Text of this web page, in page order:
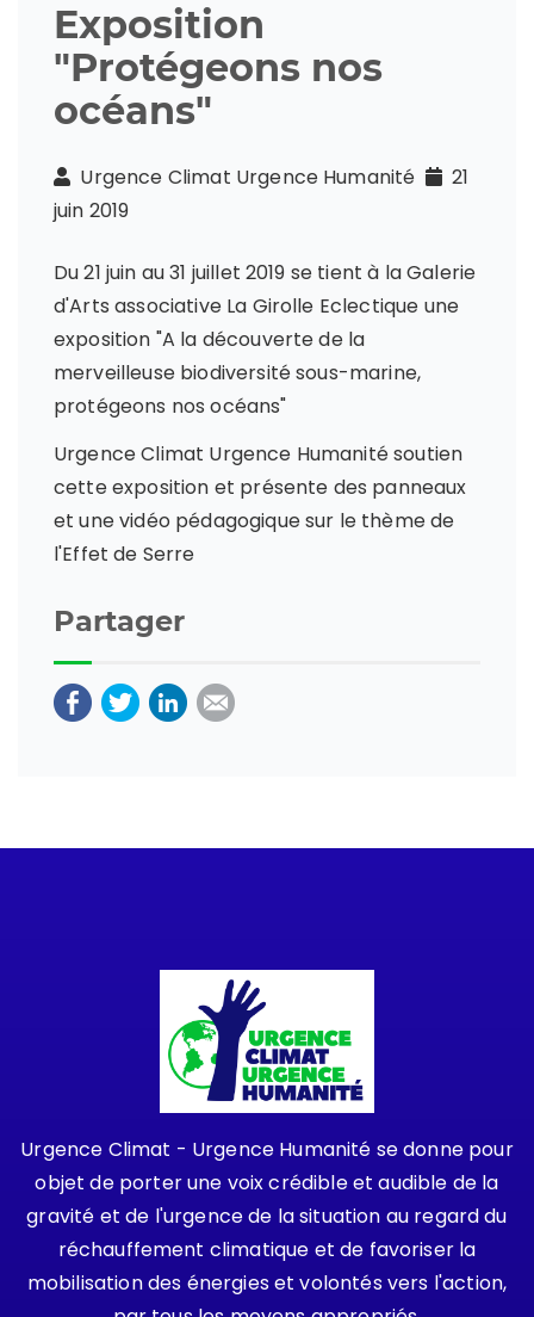
Exposition
"Protégeons nos
océans"
Urgence Climat Urgence Humanité
21
juin 2019
Du 21 juin au 31 juillet 2019 se tient à la Galerie
d'Arts associative La Girolle Eclectique une
exposition "A la découverte de la
merveilleuse biodiversité sous-marine,
protégeons nos océans"
Urgence Climat Urgence Humanité soutien
cette exposition et présente des panneaux
et une vidéo pédagogique sur le thème de
l'Effet de Serre
Partager
Urgence Climat - Urgence Humanité se donne pour
objet de porter une voix crédible et audible de la
gravité et de l'urgence de la situation au regard du
réchauffement climatique et de favoriser la
mobilisation des énergies et volontés vers l'action,